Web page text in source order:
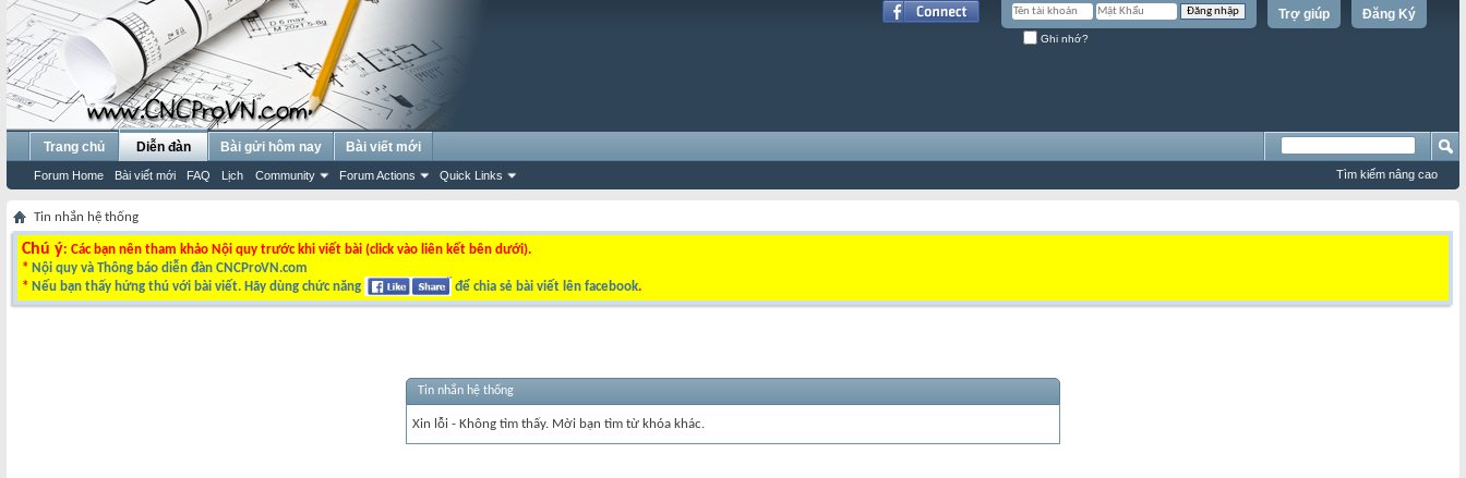
Đăng Ký
Trợ giúp
Ghi nhớ?
Trang chủ Diễn đàn
Forum Home Bài viết mới FAQ Lịch Community Forum Actions Quick Links
Bài gửi hôm nay Bài viết mới
Tìm kiếm nâng cao
Tin nhắn hệ thống
Chú ý: Các bạn nên tham khảo Nội quy trước khi viết bài (click vào liên kết bên dưới).
* Nội quy và Thông báo diễn đàn CNCProVN.com
* Nếu bạn thấy hứng thú với bài viết. Hãy dùng chức năng để chia sẻ bài viết lên facebook.
Tin nhắn hệ thống
Xin lỗi - Không tìm thấy. Mời bạn tìm từ khóa khác.